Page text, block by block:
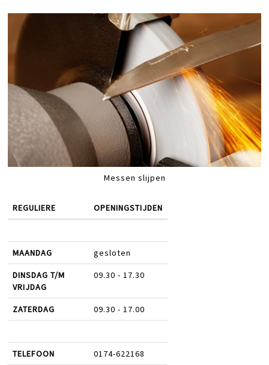
Messen slijpen
REGULIERE OPENINGSTIJDEN
MAANDAG gesloten
DINSDAG T/M
VRIJDAG
09.30 - 17.30
ZATERDAG 09.30 - 17.00
TELEFOON 0174-622168